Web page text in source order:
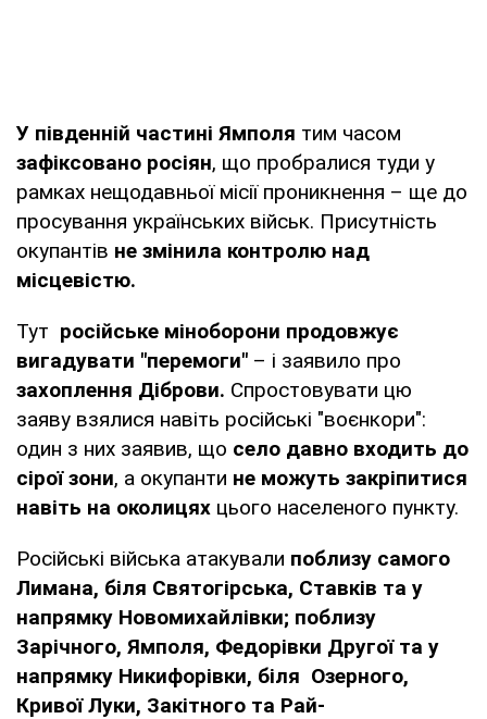
У південній частині Ямполя тим часом
зафіксовано росіян, що пробралися туди у
рамках нещодавньої місії проникнення – ще до
просування українських військ. Присутність
окупантів не змінила контролю над
місцевістю.
Тут російське міноборони продовжує
вигадувати "перемоги" – і заявило про
захоплення Діброви. Спростовувати цю
заяву взялися навіть російські "воєнкори":
один з них заявив, що село давно входить до
сірої зони, а окупанти не можуть закріпитися
навіть на околицях цього населеного пункту.
Російські війська атакували поблизу самого
Лимана, біля Святогірська, Ставків та у
напрямку Новомихайлівки; поблизу
Зарічного, Ямполя, Федорівки Другої та у
напрямку Никифорівки, біля Озерного,
Кривої Луки, Закітного та Рай-